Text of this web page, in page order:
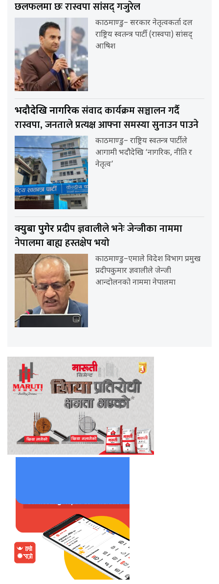
छलफलमा छः रास्वपा सांसद् गजुरेल
काठमाण्डु– सरकार नेतृत्वकर्ता दल
राष्ट्रिय स्वतन्त्र पार्टी (रास्वपा) सांसद्
आषिश
भदौदेखि नागरिकसंवाद कार्यक्रम सञ्चालन गर्दै
रास्वपा, जनताले प्रत्यक्ष आफ्ना समस्या सुनाउन पाउने
काठमाण्डु– राष्ट्रिय स्वतन्त्र पार्टीले
आगामी भदौदेखि ‘नागरिक, नीति र
नेतृत्व’
क्युबा पुगेरप्रदीप ज्ञवालीले भनेः जेन्जीका नाममा
नेपालमा बाह्य हस्तक्षेप भयो
काठमाण्डु–एमाले विदेश विभाग प्रमुख
प्रदीपकुमार ज्ञवालीले जेन्जी
आन्दोलनको नाममा नेपालमा